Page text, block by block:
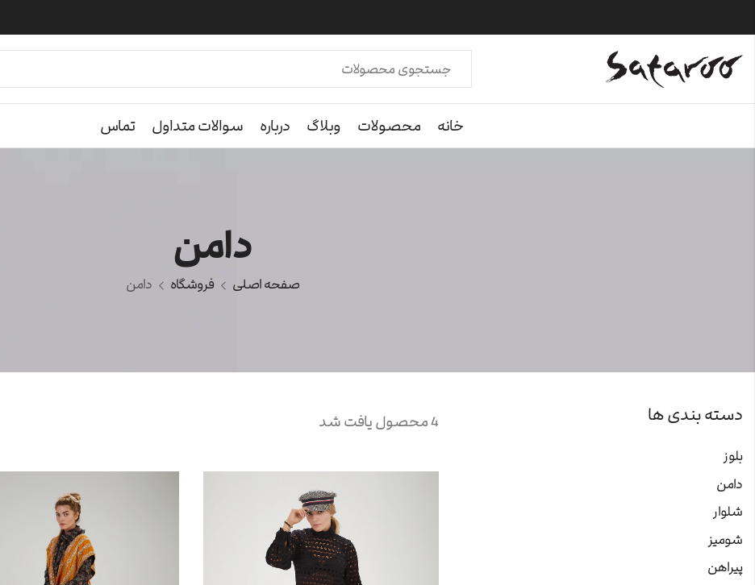
خانه محصولات وبلاگ درباره سوالات متداول تماس
دامن
صفحه اصلی فروشگاه دامن
4 محصول یافت شد دسته بندی ها
بلوز
دامن
شلوار
شومیز
پیراهن